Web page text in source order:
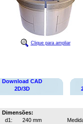
Clique para ampliar
Download CAD
2D/3D
Dimensões:
d1:
240 mm